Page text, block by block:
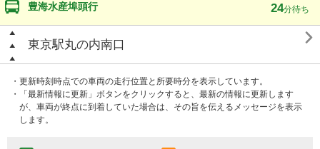
豊海水産埠頭行 24分待ち
東京駅丸の内南口 
・更新時刻時点での車両の走行位置と所要時分を表示しています。
・「最新情報に更新」ボタンをクリックすると、最新の情報に更新します
が、車両が終点に到着していた場合は、その旨を伝えるメッセージを表示
します。